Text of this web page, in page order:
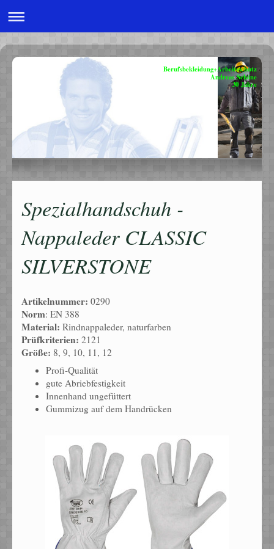
Berufsbekleidung+Arbeitsschutz
Andreas Schöne
30 Jahre
Spezialhandschuh -
Nappaleder CLASSIC
SILVERSTONE
Artikelnummer: 0290
Norm: EN 388
Material: Rindnappaleder, naturfarben
Prüfkriterien: 2121
Größe: 8, 9, 10, 11, 12
Profi-Qualität
gute Abriebfestigkeit
Innenhand ungefüttert
Gummizug auf dem Handrücken